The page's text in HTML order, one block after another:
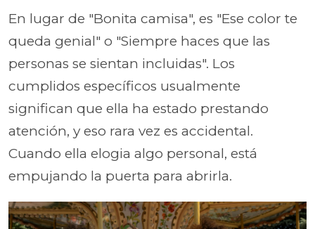
En lugar de "Bonita camisa", es "Ese color te
queda genial" o "Siempre haces que las
personas se sientan incluidas". Los
cumplidos específicos usualmente
significan que ella ha estado prestando
atención, y eso rara vez es accidental.
Cuando ella elogia algo personal, está
empujando la puerta para abrirla.